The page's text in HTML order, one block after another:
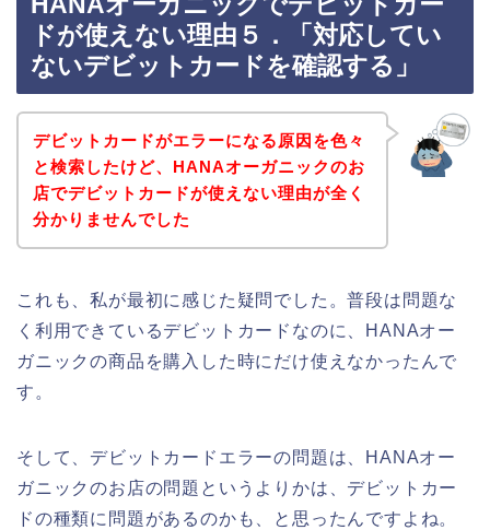
ドが使えない理由５．「対応してい
ないデビットカードを確認する」
デビットカードがエラーになる原因を色々
と検索したけど、HANAオーガニックのお
店でデビットカードが使えない理由が全く
分かりませんでした
これも、私が最初に感じた疑問でした。普段は問題な
く利用できているデビットカードなのに、HANAオー
ガニックの商品を購入した時にだけ使えなかったんで
す。
そして、デビットカードエラーの問題は、HANAオー
ガニックのお店の問題というよりかは、デビットカー
ドの種類に問題があるのかも、と思ったんですよね。